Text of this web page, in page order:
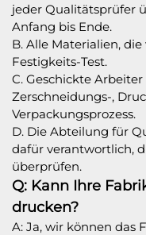
jeder Qualitätsprüfer
Anfang bis Ende.
B. Alle Materialien,
Festigkeits-Test.
C. Geschickte
Zerschneidungs-,
Verpackungsprozess.
D. Die Abteilung für
dafür verantwortlich,
überprüfen.
Q: Kann Ihre
drucken?
A: Ja, wir können das